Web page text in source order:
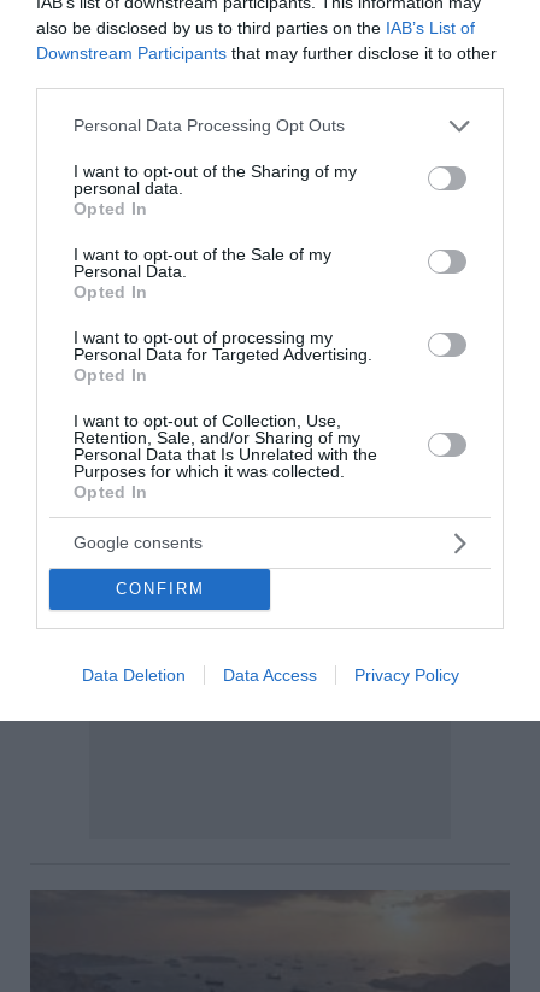
also be disclosed by us to third parties on the IAB’s List of
Downstream Participants that may further disclose it to other
Please note that this website/app uses one or more Google
not limited to your visit or usage behaviour. You may click to
grant or deny consent to Google and its third-party tags to
use your data for below specified purposes in below Google
consent section.
Personal Data Processing Opt Outs
I want to opt-out of the Sharing of my
personal data.
Opted In
I want to opt-out of the Sale of my
Personal Data.
Opted In
I want to opt-out of processing my
Personal Data for Targeted Advertising.
Opted In
I want to opt-out of Collection, Use,
Retention, Sale, and/or Sharing of my
Personal Data that Is Unrelated with the
Purposes for which it was collected.
Opted In
Google consents
CONFIRM
Data Deletion Data Access Privacy Policy
σύγκρουση δύο τραμ κοντά στο γ...
20:50 | 06 Αυγούστου 2026 Πλανήτης